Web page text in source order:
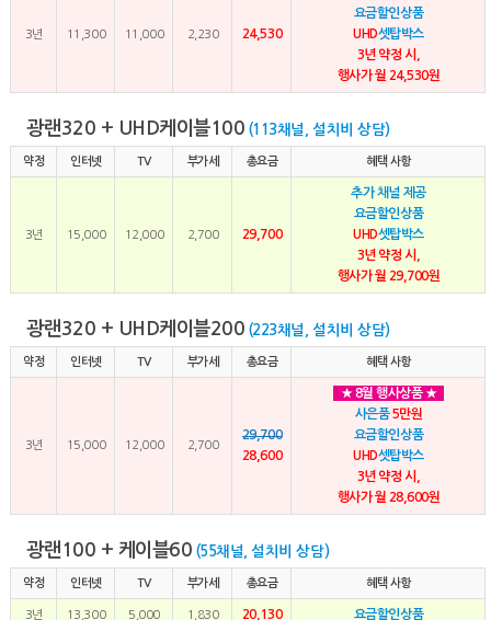
3년 11,300 11,000 2,230 24,530
요금할인상품
UHD셋탑박스
3년 약정 시,
행사가 월 24,530원
광랜320 + UHD케이블100 (113채널, 설치비 상담)
약정 인터넷 TV 부가세 총요금 혜택 사항
3년 15,000 12,000 2,700 29,700
추가 채널 제공
요금할인상품
UHD셋탑박스
3년 약정 시,
행사가 월 29,700원
광랜320 + UHD케이블200 (223채널, 설치비 상담)
약정 인터넷 TV 부가세 총요금 혜택 사항
3년 15,000 12,000 2,700
29,700
28,600
★ 8월 행사상품 ★
사은품5만원
요금할인상품
UHD셋탑박스
3년 약정 시,
행사가 월 28,600원
광랜100 + 케이블60 (55채널, 설치비 상담)
약정 인터넷 TV 부가세 총요금 혜택 사항
3년 13,300 5,000 1,830 20,130 요금할인상품